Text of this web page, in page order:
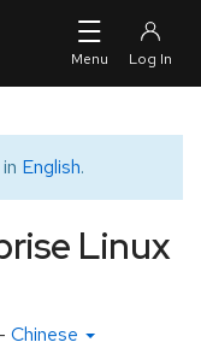
English.
Linux
- Chinese